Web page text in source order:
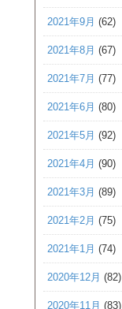
2021年9月 (62)
2021年8月 (67)
2021年7月 (77)
2021年6月 (80)
2021年5月 (92)
2021年4月 (90)
2021年3月 (89)
2021年2月 (75)
2021年1月 (74)
2020年12月 (82)
2020年11月 (83)